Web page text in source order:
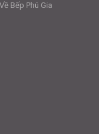
Bếp Phú Gia